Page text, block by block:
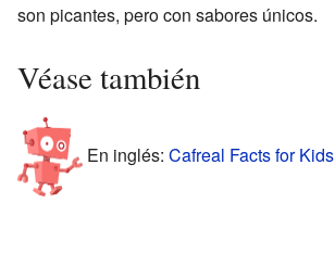
son picantes, pero con sabores únicos.
Véase también
En inglés: Cafreal Facts for Kids